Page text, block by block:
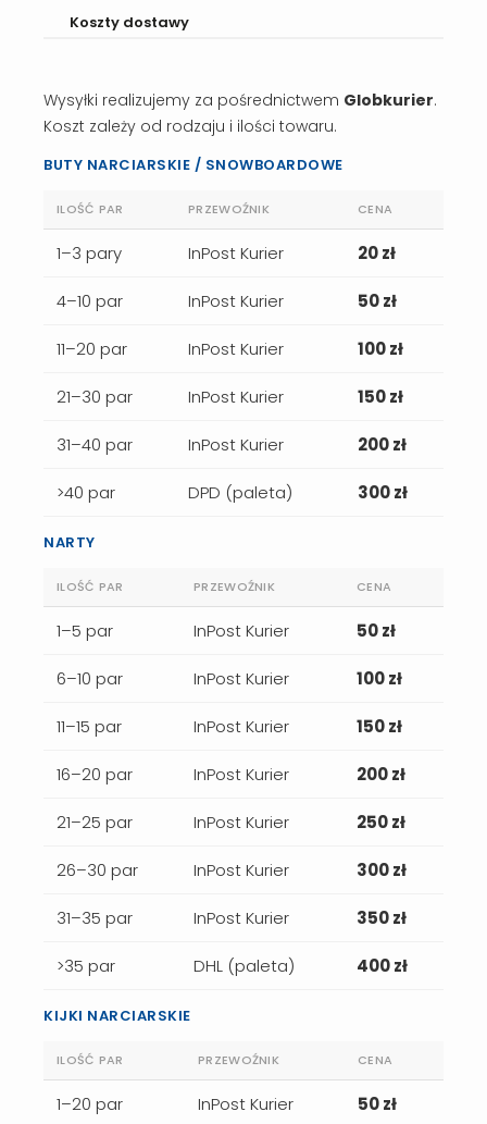
Koszty dostawy
Wysyłki realizujemy za pośrednictwem Globkurier.
Koszt zależy od rodzaju i ilości towaru.
BUTY NARCIARSKIE / SNOWBOARDOWE
ILOŚĆ PAR PRZEWOŹNIK CENA
1–3 pary InPost Kurier 20 zł
4–10 par InPost Kurier 50 zł
11–20 par InPost Kurier 100 zł
21–30 par InPost Kurier 150 zł
31–40 par InPost Kurier 200 zł
>40 par DPD (paleta) 300 zł
NARTY
ILOŚĆ PAR PRZEWOŹNIK CENA
1–5 par InPost Kurier 50 zł
6–10 par InPost Kurier 100 zł
11–15 par InPost Kurier 150 zł
16–20 par InPost Kurier 200 zł
21–25 par InPost Kurier 250 zł
26–30 par InPost Kurier 300 zł
31–35 par InPost Kurier 350 zł
>35 par DHL (paleta) 400 zł
KIJKI NARCIARSKIE
ILOŚĆ PAR PRZEWOŹNIK CENA
1–20 par InPost Kurier 50 zł